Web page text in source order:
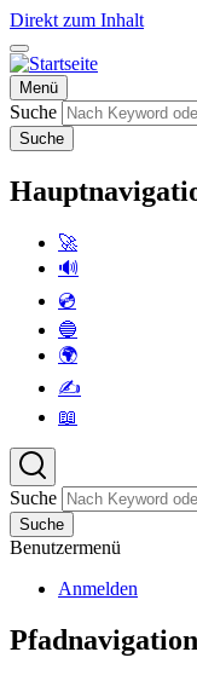
Direkt zum Inhalt
Menü
Suche
Suche
🚀
🔊
💿
🔵
🌍
✍️
📖
Suche
Suche
Benutzermenü
Anmelden
Pfadnavigation